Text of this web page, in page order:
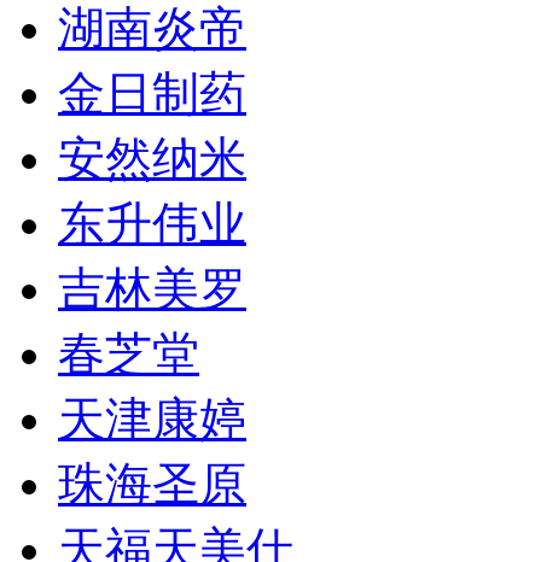
湖南炎帝
金日制药
安然纳米
东升伟业
吉林美罗
春芝堂
天津康婷
珠海圣原
天福天美仕